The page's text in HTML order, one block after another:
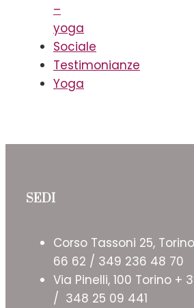
–
yoga
Sociale
Testimonianze
Yoga
SEDI
Corso Tassoni 25,
66 62 / 349 236 48 70
Via Pinelli, 100 Torino +
/ 348 25 09 441